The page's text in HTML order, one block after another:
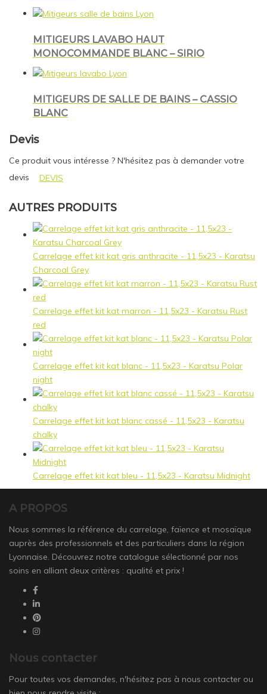
MITIGEURS LAVABO HAUT
MONOCOMMANDE BLANC – SIRIO
MITIGEURS DE SALLE DE BAINS – CASSIO
BLANC
Devis
Ce produit vous intéresse ? N'hésitez pas à demander votre
devis
DEVIS
AUTRES PRODUITS
Carrelage effet kit kat gris anthracite - 11,5x23 - Karatsu
Charcoal Grey
Carrelage effet kit kat marron - 11,5x23 - Karatsu Rust
red
Carrelage effet kit kat blanc - 11,5x23 - Karatsu Polar
night
Carrelage effet kit kat blanc cassé - 11,5x23 - Karatsu
chalky
Carrelage effet kit kat bleu - 11,5x23 - Karatsu Midnight
A PROPOS
Nous sommes la référence du carrelage, faïence et mosaïque
auprès des professionnels et des particuliers dans la région
Lyonnaise. Découvrez notre catalogue sélectionné par nos
soins en alliant deux critères : qualité et prix !
Nous contacter
Pour toutes vos demandes, n'hésitez pas à nous contacter ou